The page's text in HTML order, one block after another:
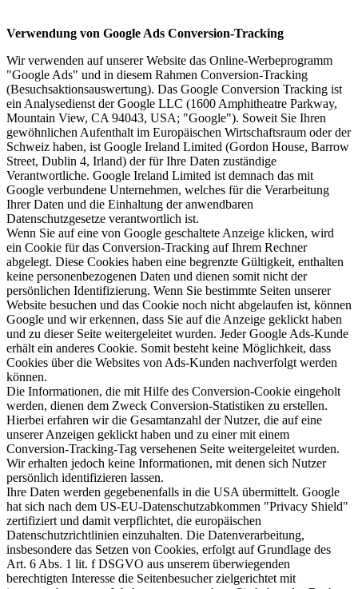
Verwendung von Google Ads Conversion-Tracking
Wir verwenden auf unserer Website das Online-Werbeprogramm
"Google Ads" und in diesem Rahmen Conversion-Tracking
(Besuchsaktionsauswertung). Das Google Conversion Tracking ist
ein Analysedienst der Google LLC (1600 Amphitheatre Parkway,
Mountain View, CA 94043, USA; "Google"). Soweit Sie Ihren
gewöhnlichen Aufenthalt im Europäischen Wirtschaftsraum oder der
Schweiz haben, ist Google Ireland Limited (Gordon House, Barrow
Street, Dublin 4, Irland) der für Ihre Daten zuständige
Verantwortliche. Google Ireland Limited ist demnach das mit
Google verbundene Unternehmen, welches für die Verarbeitung
Ihrer Daten und die Einhaltung der anwendbaren
Datenschutzgesetze verantwortlich ist.
Wenn Sie auf eine von Google geschaltete Anzeige klicken, wird
ein Cookie für das Conversion-Tracking auf Ihrem Rechner
abgelegt. Diese Cookies haben eine begrenzte Gültigkeit, enthalten
keine personenbezogenen Daten und dienen somit nicht der
persönlichen Identifizierung. Wenn Sie bestimmte Seiten unserer
Website besuchen und das Cookie noch nicht abgelaufen ist, können
Google und wir erkennen, dass Sie auf die Anzeige geklickt haben
und zu dieser Seite weitergeleitet wurden. Jeder Google Ads-Kunde
erhält ein anderes Cookie. Somit besteht keine Möglichkeit, dass
Cookies über die Websites von Ads-Kunden nachverfolgt werden
können.
Die Informationen, die mit Hilfe des Conversion-Cookie eingeholt
werden, dienen dem Zweck Conversion-Statistiken zu erstellen.
Hierbei erfahren wir die Gesamtanzahl der Nutzer, die auf eine
unserer Anzeigen geklickt haben und zu einer mit einem
Conversion-Tracking-Tag versehenen Seite weitergeleitet wurden.
Wir erhalten jedoch keine Informationen, mit denen sich Nutzer
persönlich identifizieren lassen.
Ihre Daten werden gegebenenfalls in die USA übermittelt. Google
hat sich nach dem US-EU-Datenschutzabkommen "Privacy Shield"
zertifiziert und damit verpflichtet, die europäischen
Datenschutzrichtlinien einzuhalten. Die Datenverarbeitung,
insbesondere das Setzen von Cookies, erfolgt auf Grundlage des
Art. 6 Abs. 1 lit. f DSGVO aus unserem überwiegenden
berechtigten Interesse die Seitenbesucher zielgerichtet mit